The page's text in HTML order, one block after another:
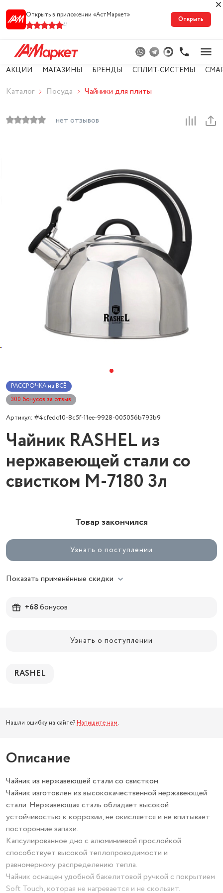
Открыть в приложении «АстМарке‪т‬»
41
Открыть
АКЦИИ МАГАЗИНЫ БРЕНДЫ СПЛИТ-СИСТЕМЫ
Каталог Посуда Чайники для плиты
нет отзывов
РАССРОЧКА на ВСЁ
300 бонусов за отзыв
Артикул: #4cfedc10-8c5f-11ee-9928-005056b793b9
Чайник RASHEL из
нержавеющей стали со
свистком М-7180 3л
Товар закончился
Узнать о поступлении
Показать применённые скидки
+68бонусов
Узнать о поступлении
RASHEL
Нашли ошибку на сайте? Напишите нам.
Описание
Чайник из нержавеющей стали со свистком.
Чайник изготовлен из высококачественной нержавеющей
стали. Нержавеющая сталь обладает высокой
устойчивостью к коррозии, не окисляется и не впитывает
посторонние запахи.
Капсулированное дно с алюминиевой прослойкой
способствует высокой теплопроводимости и
равномерному распределению тепла.
Чайник оснащен удобной бакелитовой ручкой с покрытием
Soft Touch, которая не нагревается и не скользит.